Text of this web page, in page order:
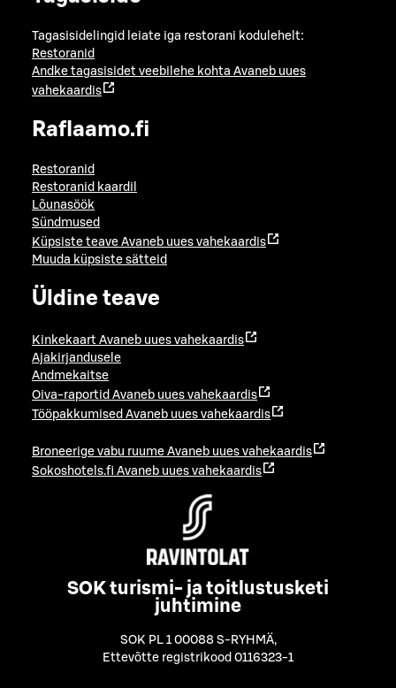
Tagasisidelingid leiate iga restorani kodulehelt:
Restoranid
Andke tagasisidet veebilehe kohta Avaneb uues
vahekaardis
Raflaamo.fi
Restoranid
Restoranid kaardil
Lõunasöök
Sündmused
Küpsiste teave Avaneb uues vahekaardis
Muuda küpsiste sätteid
Üldine teave
Kinkekaart Avaneb uues vahekaardis
Ajakirjandusele
Andmekaitse
Oiva-raportid Avaneb uues vahekaardis
Tööpakkumised Avaneb uues vahekaardis
Broneerige vabu ruume Avaneb uues vahekaardis
Sokoshotels.fi Avaneb uues vahekaardis
SOK turismi- ja toitlustusketi
juhtimine
SOK PL 1 00088 S-RYHMÄ,
Ettevõtte registrikood 0116323-1